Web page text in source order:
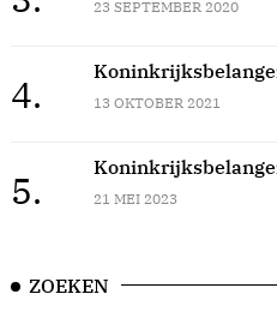
23 SEPTEMBER 2020
4. 13 OKTOBER 2021
5. 21 MEI 2023
ZOEKEN